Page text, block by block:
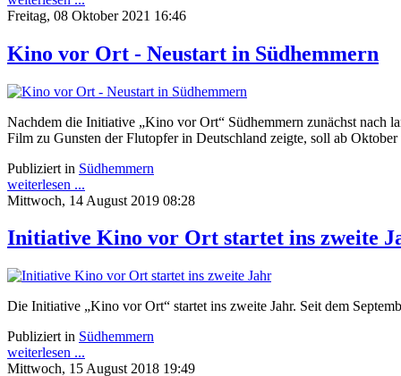
Freitag, 08 Oktober 2021 16:46
Kino vor Ort - Neustart in Südhemmern
Nachdem die Initiative „Kino vor Ort“ Südhemmern zunächst nach
Film zu Gunsten der Flutopfer in Deutschland zeigte, soll ab
Publiziert in Südhemmern
weiterlesen ...
Mittwoch, 14 August 2019 08:28
Initiative Kino vor Ort startet ins zweite
Die Initiative „Kino vor Ort“ startet ins zweite Jahr. Seit dem
Publiziert in Südhemmern
weiterlesen ...
Mittwoch, 15 August 2018 19:49